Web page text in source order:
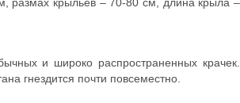
и широко распространенных крачек.
гнездится почти повсеместно.